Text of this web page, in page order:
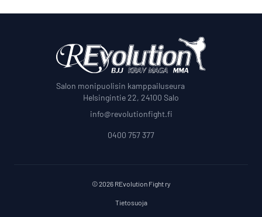
Salon monipuolisin kamppailuseura
Helsingintie 22, 24100 Salo
info@revolutionfight.fi
0400 757 377
© 2026 REvolution Fight ry
Tietosuoja